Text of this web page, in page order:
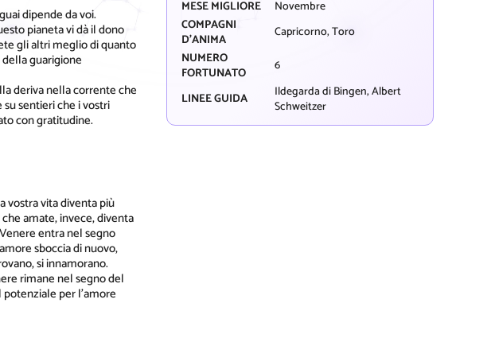
dipende da voi.
pianeta vi dà il dono
gli altri meglio di quanto
guarigione
deriva nella corrente che
sentieri che i vostri
con gratitudine.
vostra vita diventa più
amate, invece, diventa
entra nel segno
sboccia di nuovo,
si innamorano.
rimane nel segno del
potenziale per l'amore
MESE MIGLIORE
Novembre
COMPAGNI
D'ANIMA
Capricorno, Toro
NUMERO
FORTUNATO
6
LINEE GUIDA
Ildegarda di Bingen, Albert
Schweitzer